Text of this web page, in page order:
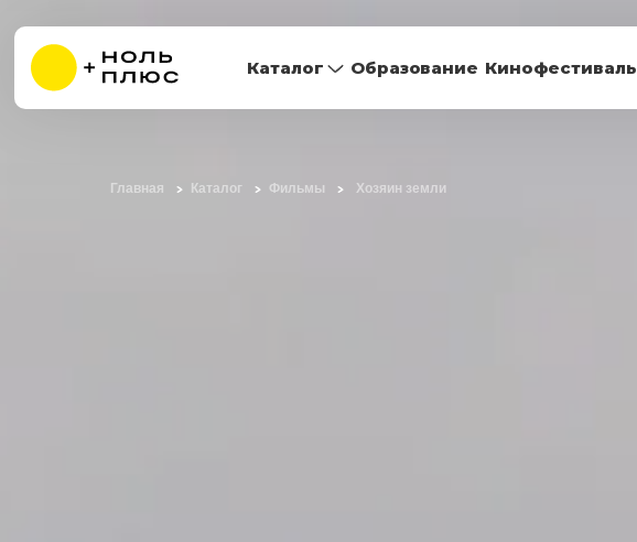
Каталог Образование Кинофестиваль
Главная Каталог Фильмы Хозяин земли